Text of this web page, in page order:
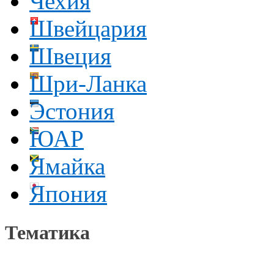
Швейцария
Швеция
Шри-Ланка
Эстония
ЮАР
Ямайка
Япония
Тематика